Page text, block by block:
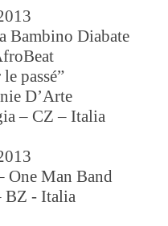
Bambino Diabate
passé”
D’Arte
– CZ – Italia
One Man Band
BZ - Italia